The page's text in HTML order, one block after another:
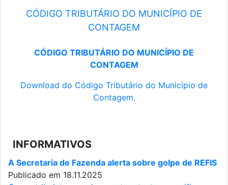
CÓDIGO TRIBUTÁRIO DO MUNICÍPIO DE
CONTAGEM
CÓDIGO TRIBUTÁRIO DO MUNICÍPIO DE
CONTAGEM
Download do Código Tributário do Município de
Contagem.
INFORMATIVOS
A Secretaria de Fazenda alerta sobre golpe de REFIS
Publicado em 18.11.2025